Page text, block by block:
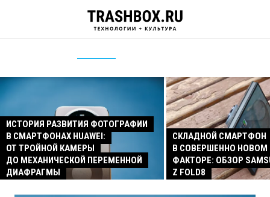
ИСТОРИЯ РАЗВИТИЯ ФОТОГРАФИИ
В СМАРТФОНАХ HUAWEI:
ОТ ТРОЙНОЙ КАМЕРЫ
ДО МЕХАНИЧЕСКОЙ ПЕРЕМЕННОЙ
ДИАФРАГМЫ
СКЛАДНОЙ СМАРТФОН
В СОВЕРШЕННО
ФАКТОРЕ: ОБЗОР
Z FOLD8